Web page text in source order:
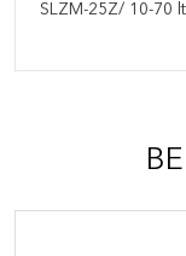
SLZM-25Z/ 10-70